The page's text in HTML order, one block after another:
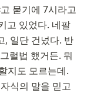
묻기에 7시라고
고 있었다. 네팔
, 일단 건넜다. 반
럴법 했거든. 뭐
지도 모르는데.
식의 말을 믿고